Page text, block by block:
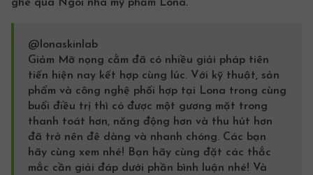
ghé qua
Ngôi nhà mỹ phẩm Lona.
@lonaskinlab
Giảm
Mỡ nọng cằm đã có nhiều giải pháp tiên
tiến hiện nay kết hợp cùng lúc. Với kỹ thuật, sản
phẩm và công nghệ phối hợp tại Lona trong cùng
buổi điều trị thì có được một gương mặt trong
thanh toát hơn, năng động hơn và thu hút hơn
đã trở nên đê dàng và nhanh chóng. Các bạn
hãy cùng xem nhé! Bạn hãy cùng đặt các thắc
mắc cần giải đáp dưới phần bình luận nhé! Và